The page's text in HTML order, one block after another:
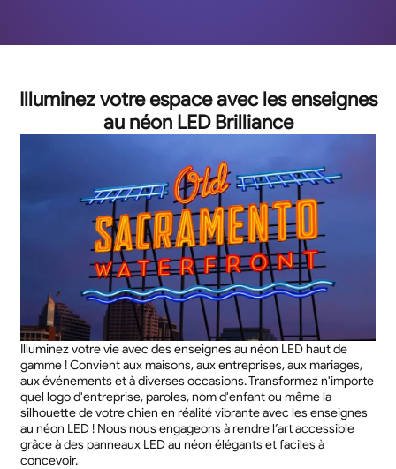
Illuminez votre espace avec les enseignes
au néon LED Brilliance
Illuminez votre vie avec des enseignes au néon LED haut de
gamme ! Convient aux maisons, aux entreprises, aux mariages,
aux événements et à diverses occasions. Transformez n'importe
quel logo d'entreprise, paroles, nom d'enfant ou même la
silhouette de votre chien en réalité vibrante avec les enseignes
au néon LED ! Nous nous engageons à rendre l’art accessible
grâce à des panneaux LED au néon élégants et faciles à
concevoir.